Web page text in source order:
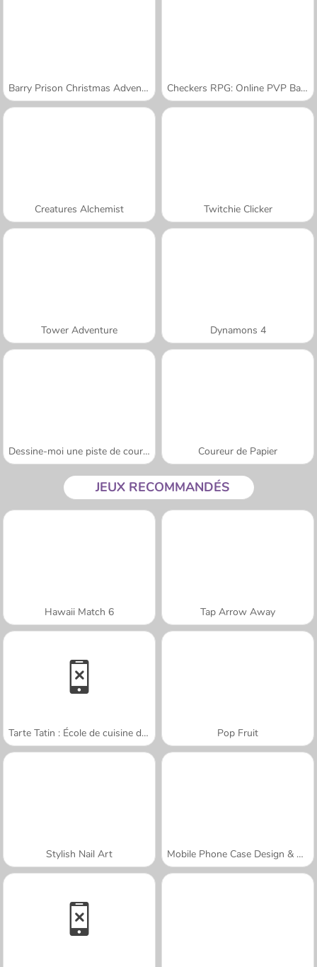
Barry Prison Christmas Adventure Checkers RPG: Online PVP Battle
Creatures Alchemist Twitchie Clicker
Tower Adventure Dynamons 4
Dessine-moi une piste de course Coureur de Papier
JEUX RECOMMANDÉS
Hawaii Match 6 Tap Arrow Away
Tarte Tatin : École de cuisine de Sara Pop Fruit
Stylish Nail Art Mobile Phone Case Design & DIY